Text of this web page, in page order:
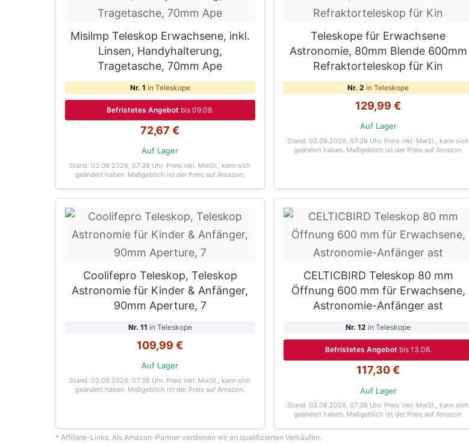
Misilmp Teleskop Erwachsene, inkl.
Linsen, Handyhalterung,
Tragetasche, 70mm Ape
Nr. 1 in Teleskope
Befristetes Angebot bis 09.08.
72,67 €
Auf Lager
Stand: 03.08.2026, 07:38 Uhr. Preis inkl. MwSt., kann sich
geändert haben. Maßgeblich ist der Preis auf Amazon.
Teleskope für Erwachsene
Astronomie, 80mm Blende 600mm
Refraktorteleskop für Kin
Nr. 2 in Teleskope
129,99 €
Auf Lager
Stand: 03.08.2026, 07:38 Uhr. Preis inkl. MwSt., kann sich
geändert haben. Maßgeblich ist der Preis auf Amazon.
Coolifepro Teleskop, Teleskop
Astronomie für Kinder & Anfänger,
90mm Aperture, 7
Nr. 11 in Teleskope
109,99 €
Auf Lager
Stand: 03.08.2026, 07:38 Uhr. Preis inkl. MwSt., kann sich
geändert haben. Maßgeblich ist der Preis auf Amazon.
CELTICBIRD Teleskop 80 mm
Öffnung 600 mm für Erwachsene,
Astronomie-Anfänger ast
Nr. 12 in Teleskope
Befristetes Angebot bis 13.08.
117,30 €
Auf Lager
Stand: 03.08.2026, 07:38 Uhr. Preis inkl. MwSt., kann sich
geändert haben. Maßgeblich ist der Preis auf Amazon.
* Affiliate-Links. Als Amazon-Partner verdienen wir an qualifizierten Verkäufen.